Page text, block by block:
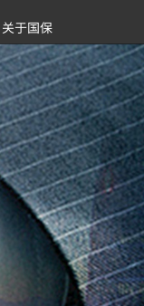
关于国保